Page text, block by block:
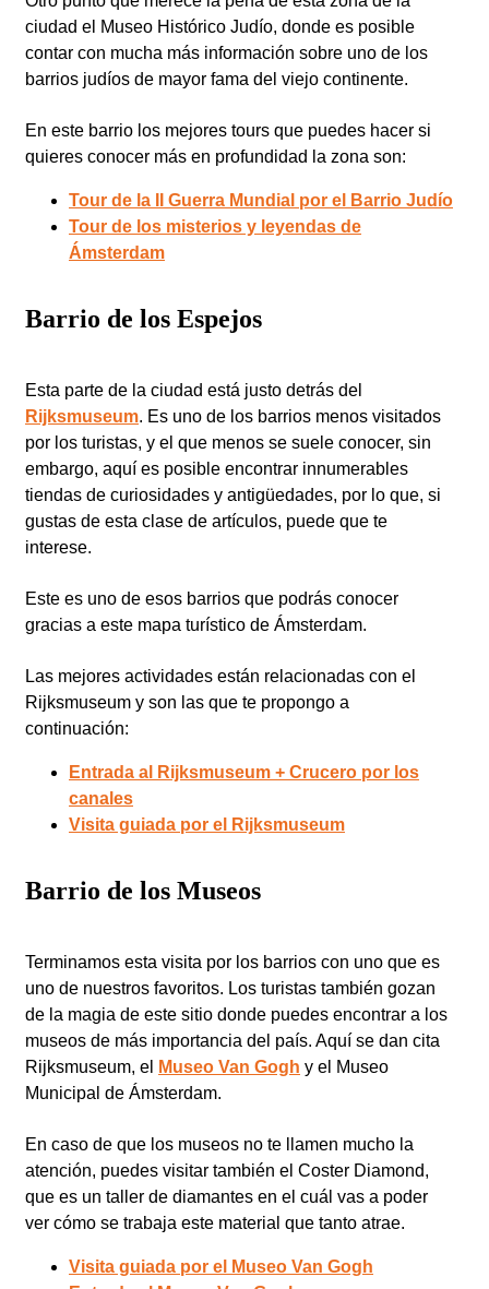
ciudad el Museo Histórico Judío, donde es posible
contar con mucha más información sobre uno de los
barrios judíos de mayor fama del viejo continente.
En este barrio los mejores tours que puedes hacer si
quieres conocer más en profundidad la zona son:
Tour de la II Guerra Mundial por el Barrio Judío
Tour de los misterios y leyendas de
Ámsterdam
Barrio de los Espejos
Esta parte de la ciudad está justo detrás del
Rijksmuseum. Es uno de los barrios menos visitados
por los turistas, y el que menos se suele conocer, sin
embargo, aquí es posible encontrar innumerables
tiendas de curiosidades y antigüedades, por lo que, si
gustas de esta clase de artículos, puede que te
interese.
Este es uno de esos barrios que podrás conocer
gracias a este mapa turístico de Ámsterdam.
Las mejores actividades están relacionadas con el
Rijksmuseum y son las que te propongo a
continuación:
Entrada al Rijksmuseum + Crucero por los
canales
Visita guiada por el Rijksmuseum
Barrio de los Museos
Terminamos esta visita por los barrios con uno que es
uno de nuestros favoritos. Los turistas también gozan
de la magia de este sitio donde puedes encontrar a los
museos de más importancia del país. Aquí se dan cita
Rijksmuseum, el
Museo Van Gogh y el Museo
Municipal de Ámsterdam.
En caso de que los museos no te llamen mucho la
atención, puedes visitar también el Coster Diamond,
que es un taller de diamantes en el cuál vas a poder
ver cómo se trabaja este material que tanto atrae.
Visita guiada por el Museo Van Gogh